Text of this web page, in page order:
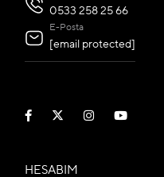
0533 258 25 66
E-Posta
[email protected]
HESABIM